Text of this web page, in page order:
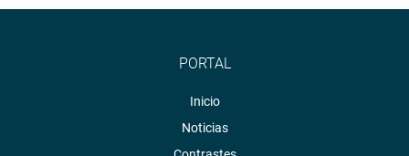
PORTAL
Inicio
Noticias